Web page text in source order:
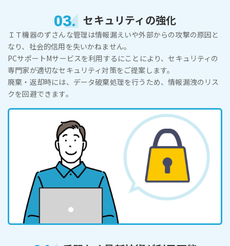
03. セキュリティの強化
ＩＴ機器のずさんな管理は情報漏えいや外部からの攻撃の原因と
なり、社会的信用を失いかねません。
PCサポートMサービスを利用するにことにより、セキュリティの
専門家が適切なセキュリティ対策をご提案します。
廃棄・返却時には、データ破棄処理を行うため、情報漏洩のリス
クを回避できます。